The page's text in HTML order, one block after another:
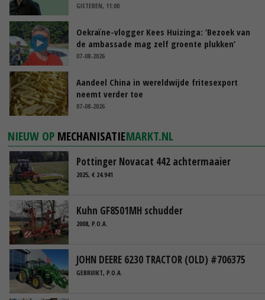
GISTEREN, 11:00
Oekraïne-vlogger Kees Huizinga: ‘Bezoek van
de ambassade mag zelf groente plukken’
07-08-2026
Aandeel China in wereldwijde fritesexport
neemt verder toe
07-08-2026
NIEUW OP MECHANISATIEMARKT.NL
Pottinger Novacat 442 achtermaaier
2025, € 24.941
Kuhn GF8501MH schudder
2008, P.O.A.
JOHN DEERE 6230 TRACTOR (OLD) #706375
GEBRUIKT, P.O.A.